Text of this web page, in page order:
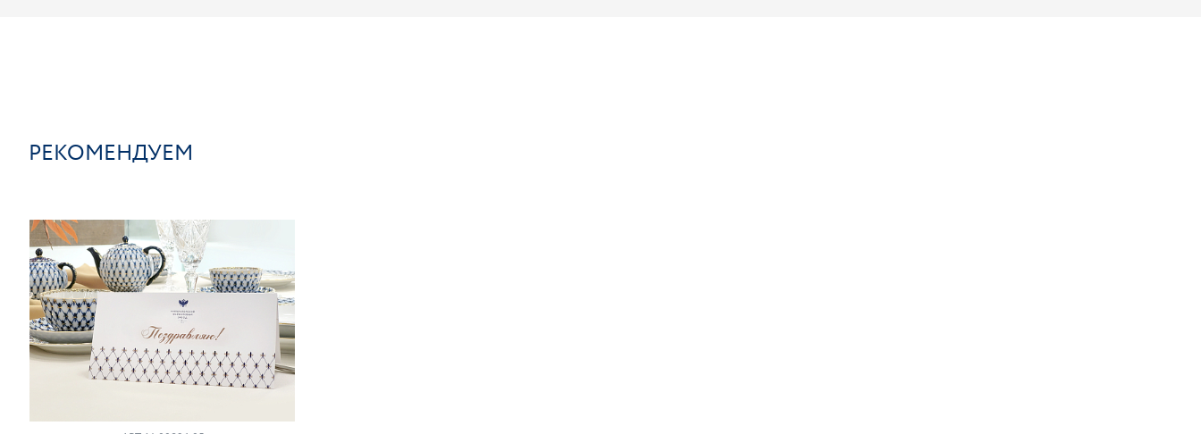
РЕКОМЕНДУЕМ